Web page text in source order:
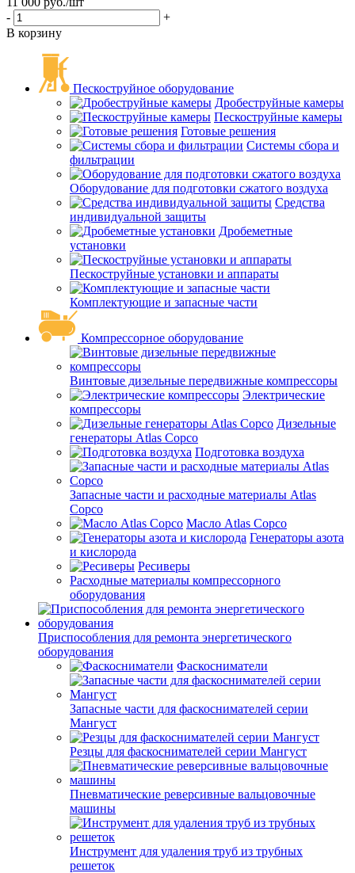
-
+
В корзину
Пескоструйное оборудование
Дробеструйные камеры
Пескоструйные камеры
Готовые решения
Системы сбора и
фильтрации
Оборудование для подготовки сжатого воздуха
Средства
индивидуальной защиты
Дробеметные
установки
Пескоструйные установки и аппараты
Комплектующие и запасные части
Компрессорное оборудование
Винтовые дизельные передвижные компрессоры
Электрические
компрессоры
Дизельные
генераторы Atlas Copco
Подготовка воздуха
Запасные части и расходные материалы Atlas
Copco
Масло Atlas Copco
Генераторы азота
и кислорода
Ресиверы
Расходные материалы компрессорного
оборудования
Приспособления для ремонта энергетического
оборудования
Фаскосниматели
Запасные части для фаскоснимателей серии
Мангуст
Резцы для фаскоснимателей серии Мангуст
Пневматические реверсивные вальцовочные
машины
Инструмент для удаления труб из трубных
решеток